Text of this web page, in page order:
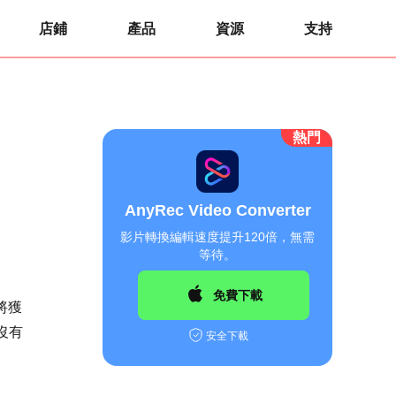
店鋪 產品 資源 支持
熱門
AnyRec Video Converter
影片轉換編輯速度提升120倍，無需
等待。
免費下載
安全下載
獲
有